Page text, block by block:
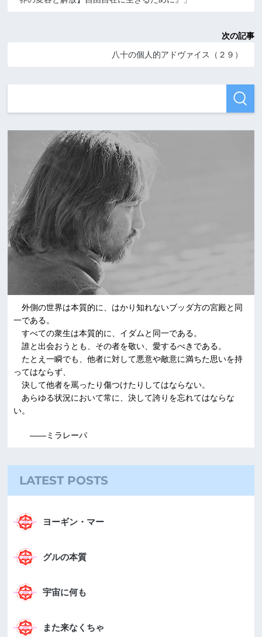
次の記事
八十の個人的アドヴァイス（２９）
外側の世界は本質的に、はかり知れないブッダ方の宮殿と同
一である。
すべての衆生は本質的に、イダムと同一である。
誰と出会おうとも、その者を敬い、愛するべきである。
たとえ一瞬でも、他者に対して悪意や敵意に満ちた思いを持
ってはならず、
決して他者を罵ったり傷つけたりしてはならない。
あらゆる状況において常に、決して誇りを忘れてはならな
い。
――ミラレーパ
LATEST POSTS
ヨーギン・マー
グルの本質
宇宙に何も
また来なくちゃ